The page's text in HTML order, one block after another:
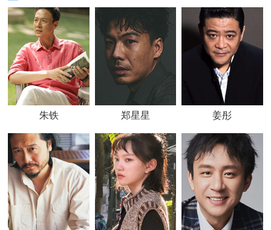
朱铁 郑星星 姜彤